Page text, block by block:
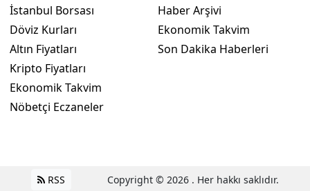
İstanbul Borsası
Döviz Kurları
Altın Fiyatları
Kripto Fiyatları
Ekonomik Takvim
Nöbetçi Eczaneler
Haber Arşivi
Ekonomik Takvim
Son Dakika Haberleri
RSS Copyright © 2026 . Her hakkı saklıdır.